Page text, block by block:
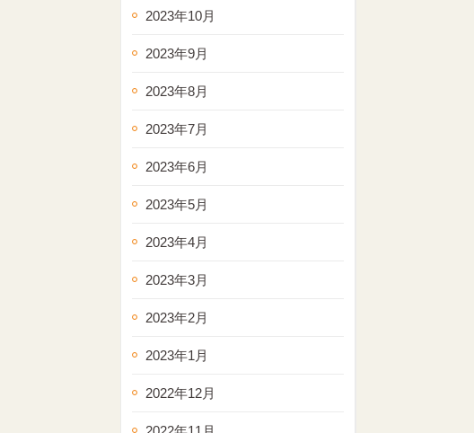
2023年10月
2023年9月
2023年8月
2023年7月
2023年6月
2023年5月
2023年4月
2023年3月
2023年2月
2023年1月
2022年12月